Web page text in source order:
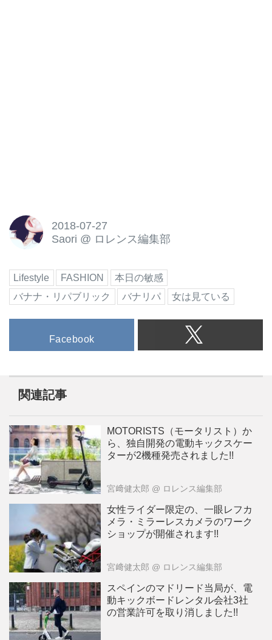
2018-07-27
Saori @ ロレンス編集部
Lifestyle FASHION
本日の敏感
バナナ・リパブリック
バナリパ 女は見ている
Facebook
関連記事
MOTORISTS（モータリスト）か
ら、独自開発の電動キックスケー
ターが2機種発売されました!!
宮﨑健太郎 @ ロレンス編集部
女性ライダー限定の、一眼レフカ
メラ・ミラーレスカメラのワーク
ショップが開催されます!!
宮﨑健太郎 @ ロレンス編集部
スペインのマドリード当局が、電
動キックボードレンタル会社3社
の営業許可を取り消しました!!